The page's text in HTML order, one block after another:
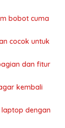
bobot cuma
cocok untuk
dan fitur
kembali
laptop dengan